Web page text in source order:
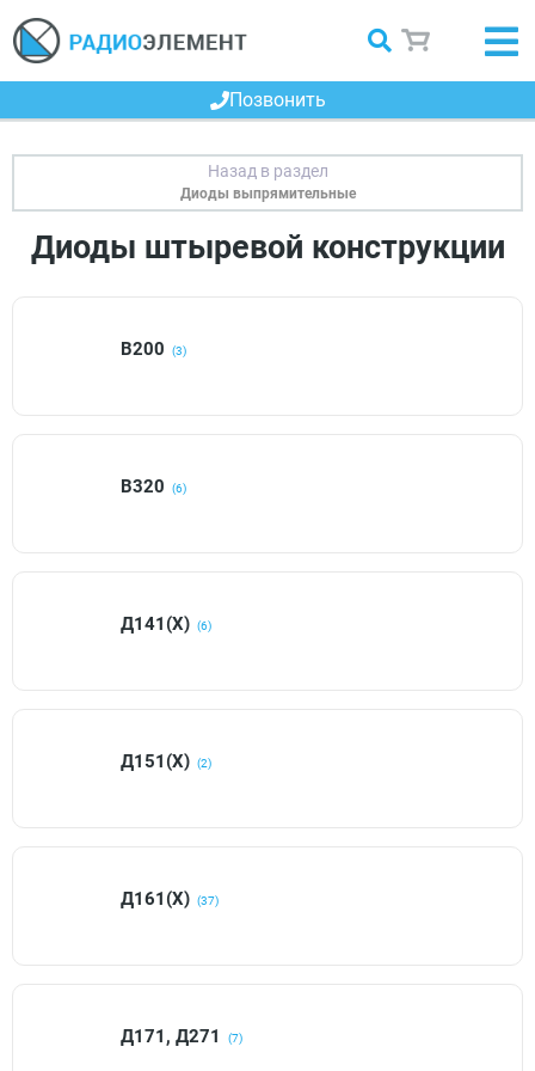
Позвонить
Диоды выпрямительные
Диоды штыревой конструкции
В200 (3)
В320 (6)
Д141(Х) (6)
Д151(Х) (2)
Д161(Х) (37)
Д171, Д271 (7)